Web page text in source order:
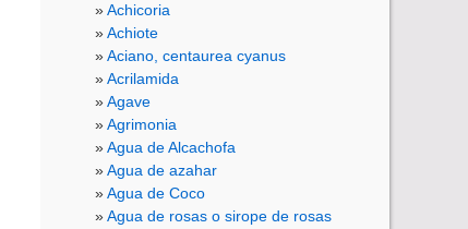
Achicoria
Achiote
Aciano, centaurea cyanus
Acrilamida
Agave
Agrimonia
Agua de Alcachofa
Agua de azahar
Agua de Coco
Agua de rosas o sirope de rosas